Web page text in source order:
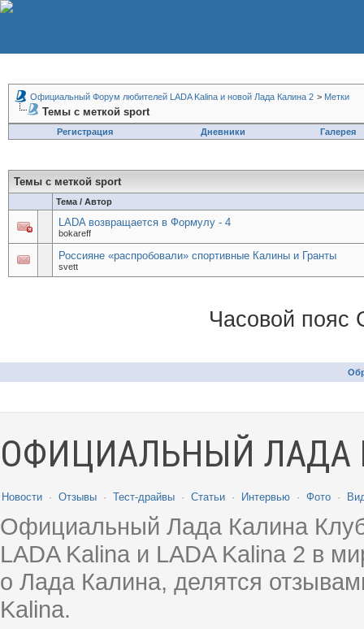
Официальный Форум любителей LADA Kalina и новой Лада Калина 2 > Метки
Темы с меткой sport
Регистрация Дневники Галерея
Темы с меткой sport
Тема / Автор
LADA возвращается в Формулу - 4
bokareff
Россияне «распробовали» спортивные Калины и Гранты
svett
Часовой пояс
ОФИЦИАЛЬНЫЙ ЛАДА
Новости · Отзывы · Тест-драйвы · Статьи · Интервью · Фото ·
Официальный Лада Калина
LADA Kalina и LADA Kalina 2 в
о Лада Калина, делятся
Kalina.